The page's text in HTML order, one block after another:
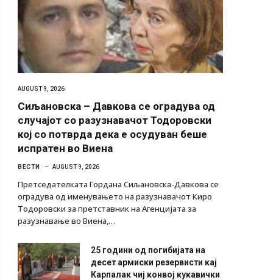
AUGUST 9, 2026
Сиљановска – Давкова се оградува од
случајот со разузнавачот Тодоровски
кој со потврда дека е осудуван беше
испратен во Виена
ВЕСТИ AUGUST 9, 2026
Претседателката Гордана Сиљановска-Давкова се
оградува од именувањето на разузнавачот Киро
Тодоровски за претставник на Агенцијата за
разузнавање во Виена,…
25 години од погибијата на
десет армиски резервисти кај
Карпалак чиј конвој кукавички